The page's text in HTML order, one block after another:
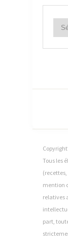
Tous les
mention
relatives
part,